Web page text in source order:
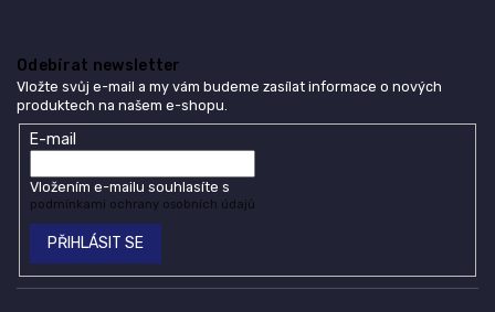
Odebírat newsletter
Vložte svůj e-mail a my vám budeme zasílat informace o nových
produktech na našem e-shopu.
E-mail
Vložením e-mailu souhlasíte s
podmínkami ochrany osobních údajů
PŘIHLÁSIT SE